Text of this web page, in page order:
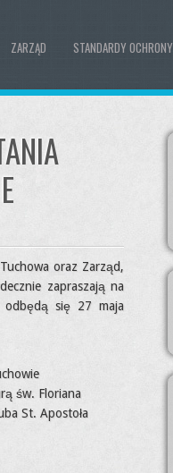
STANDARDY OCHRONY
ZARZĄD
oraz Zarząd,
zapraszają na
odbędą się 27 maja
św. Floriana
St. Apostoła